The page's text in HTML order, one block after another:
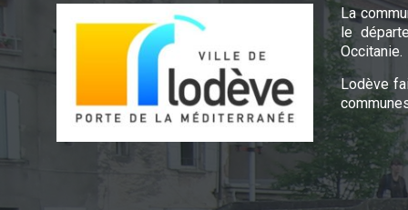
La
le
Occitanie.
Lodève